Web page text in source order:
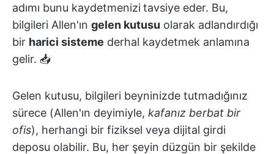
adımı bunu kaydetmenizi tavsiye eder. Bu,
bilgileri Allen'ın gelen kutusu olarak adlandırdığı
bir harici sisteme derhal kaydetmek anlamına
gelir. 📥
Gelen kutusu, bilgileri beyninizde tutmadığınız
sürece (Allen'ın deyimiyle, kafanız berbat bir
ofis), herhangi bir fiziksel veya dijital girdi
deposu olabilir. Bu, her şeyin düzgün bir şekilde